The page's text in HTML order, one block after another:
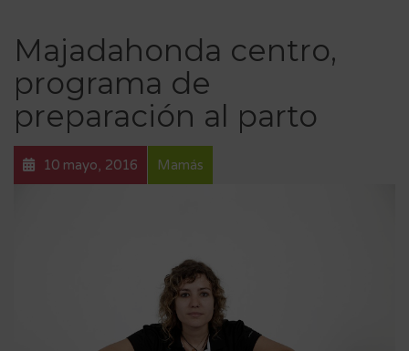
Majadahonda centro,
programa de
preparación al parto
10 mayo, 2016 Mamás